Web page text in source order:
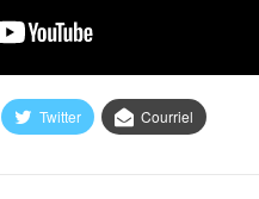
Twitter Courriel